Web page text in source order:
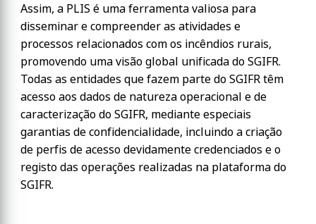
Assim, a PLIS é uma ferramenta valiosa para
disseminar e compreender as atividades e
processos relacionados com os incêndios rurais,
promovendo uma visão global unificada do SGIFR.
Todas as entidades que fazem parte do SGIFR têm
acesso aos dados de natureza operacional e de
caracterização do SGIFR, mediante especiais
garantias de confidencialidade, incluindo a criação
de perfis de acesso devidamente credenciados e o
registo das operações realizadas na plataforma do
SGIFR.